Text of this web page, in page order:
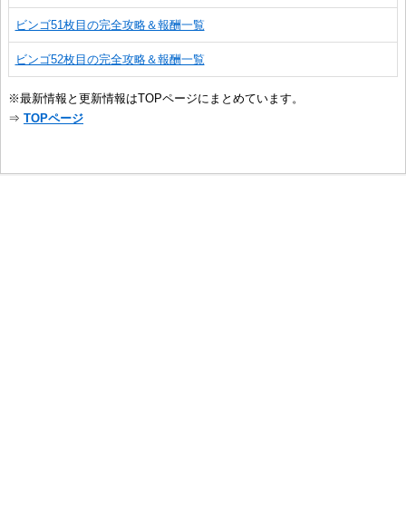
ビンゴ51枚目の完全攻略＆報酬一覧
ビンゴ52枚目の完全攻略＆報酬一覧
※最新情報と更新情報はTOPページにまとめています。
⇒ TOPページ